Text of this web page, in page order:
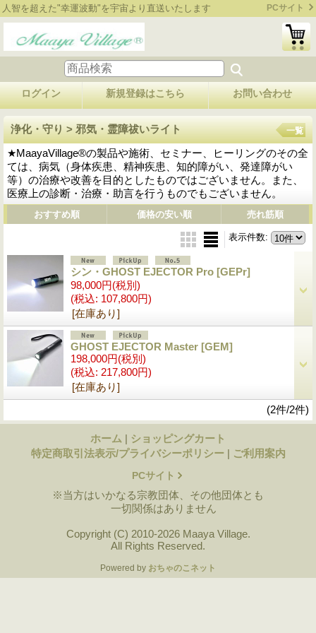
人智を超えた"幸運波動"を宇宙より直送いたします PCサイト
ログイン 新規登録はこちら お問い合わせ
浄化・守り > 邪気・霊障祓いライト
★MaayaVillage®の製品や施術、セミナー、ヒーリングのその全
ては、病気（身体疾患、精神疾患、知的障がい、発達障がい
等）の治療や改善を目的としたものではございません。また、
医療上の診断・治療・助言を行うものでもございません。
一覧
おすすめ順 価格の安い順 売れ筋順
表示件数:
シン・GHOST EJECTOR Pro [GEPr]
98,000円(税別)
(税込: 107,800円)
[在庫あり]
GHOST EJECTOR Master [GEM]
198,000円(税別)
(税込: 217,800円)
[在庫あり]
(2件/2件)
ホーム | ショッピングカート
特定商取引法表示/プライバシーポリシー | ご利用案内
PCサイト
※当方はいかなる宗教団体、その他団体とも
一切関係はありません
Copyright (C) 2010-2026 Maaya Village.
All Rights Reserved.
Powered by おちゃのこネット